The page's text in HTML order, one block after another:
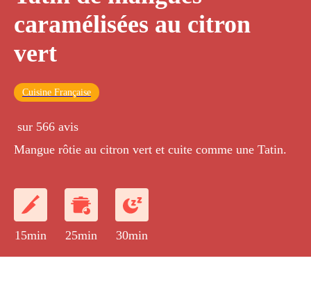
caramélisées au citron
vert
Cuisine Française
sur 566 avis
Mangue rôtie au citron vert et cuite comme une Tatin.
15min 25min 30min